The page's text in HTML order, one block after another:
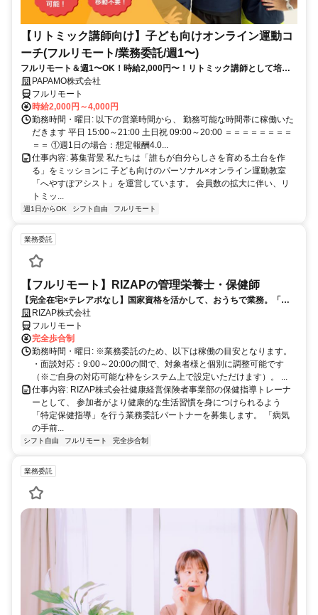
【リトミック講師向け】子ども向けオンライン運動コ
ーチ(フルリモート/業務委託/週1〜)
フルリモート＆週1〜OK！時給2,000円〜！リトミック講師として培っ
てきた経験を活かしながら、スキマ時間で子どもを支援できるお仕事で
す◎
PAPAMO株式会社
フルリモート
時給2,000円～4,000円
勤務時間・曜日: 以下の営業時間から、 勤務可能な時間帯に稼働いた
だきます 平日 15:00～21:00 土日祝 09:00～20:00 ＝＝＝＝＝＝＝＝
＝＝ ①週1日の場合：想定報酬4.0...
仕事内容: 募集背景 私たちは「誰もが自分らしさを育める土台を作
る」をミッションに 子ども向けのパーソナル×オンライン運動教室
「へやすぽアシスト」を運営しています。 会員数の拡大に伴い、リ
トミッ...
週1日からOK シフト自由 フルリモート
業務委託
【フルリモート】RIZAPの管理栄養士・保健師
【完全在宅×テレアポなし】国家資格を活かして、おうちで業務。「も
う一つの安心」を。主婦・Wワーカー活躍中！「平日の日中だけ」「夕
方以降の数時間だけ」など、生活リズムに合わせた時間調整が可能で
す。1件ごとの成果報酬型だから、頑張った分だけ手応えのある収入
に。充実のサポート体制で、安心の在宅ワークを始めませんか？
RIZAP株式会社
フルリモート
完全歩合制
勤務時間・曜日: ※業務委託のため、以下は稼働の目安となります。
・面談対応：9:00～20:00の間で、対象者様と個別に調整可能です
（※ご自身の対応可能な枠をシステム上で設定いただけます）。 ...
仕事内容: RIZAP株式会社健康経営保険者事業部の保健指導トレーナ
ーとして、 参加者がより健康的な生活習慣を身につけられるよう
「特定保健指導」を行う業務委託パートナーを募集します。 「病気
の手前...
シフト自由 フルリモート 完全歩合制
業務委託